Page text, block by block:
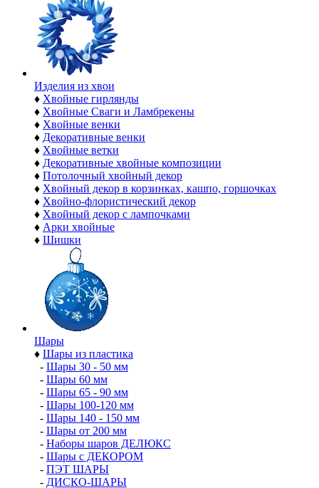
Изделия из хвои
♦ Хвойные гирлянды
♦ Хвойные Сваги и Ламбрекены
♦ Хвойные венки
♦ Декоративные венки
♦ Хвойные ветки
♦ Декоративные хвойные композиции
♦ Потолочный хвойный декор
♦ Хвойный декор в корзинках, кашпо, горшочках
♦ Хвойно-флористический декор
♦ Хвойный декор с лампочками
♦ Арки хвойные
♦ Шишки
Шары
♦ Шары из пластика
- Шары 30 - 50 мм
- Шары 60 мм
- Шары 65 - 90 мм
- Шары 100-120 мм
- Шары 140 - 150 мм
- Шары от 200 мм
- Наборы шаров ДЕЛЮКС
- Шары с ДЕКОРОМ
- ПЭТ ШАРЫ
- ДИСКО-ШАРЫ